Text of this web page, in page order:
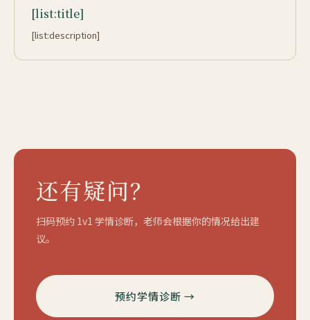
[list:title]
[list:description]
还有疑问？
扫码预约 1v1 学情诊断，老师会根据你的情况给出建
议。
预约学情诊断 →